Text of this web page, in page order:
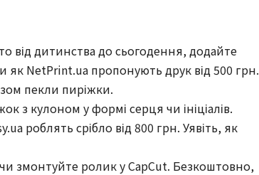
від дитинства до сьогодення, додайте
як NetPrint.ua пропонують друк від 500 грн.
пекли пиріжки.
з кулоном у формі серця чи ініціалів.
роблять срібло від 800 грн. Уявіть, як
змонтуйте ролик у CapCut. Безкоштовно,